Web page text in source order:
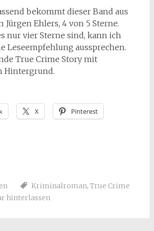
bekommt dieser Band aus
Jürgen Ehlers, 4 von 5 Sterne.
nur vier Sterne sind, kann ich
Leseempfehlung aussprechen.
True Crime Story mit
Hintergrund.
X Pinterest
Kriminalroman, True Crime
hinterlassen